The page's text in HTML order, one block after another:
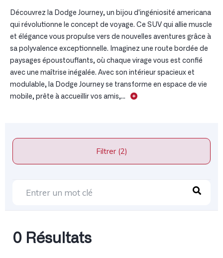
Découvrez la Dodge Journey, un bijou d'ingéniosité americana
qui révolutionne le concept de voyage. Ce SUV qui allie muscle
et élégance vous propulse vers de nouvelles aventures grâce à
sa polyvalence exceptionnelle. Imaginez une route bordée de
paysages époustouflants, où chaque virage vous est confié
avec une maîtrise inégalée. Avec son intérieur spacieux et
modulable, la Dodge Journey se transforme en espace de vie
mobile, prête à accueillir vos amis,...
Filtrer (2)
0 Résultats